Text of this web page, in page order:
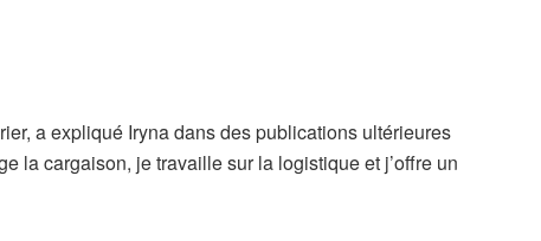
a expliqué Iryna dans des publications ultérieures
la cargaison, je travaille sur la logistique et j’offre un